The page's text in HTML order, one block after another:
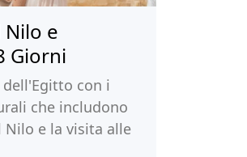
Nilo e
Giorni
con i
che includono
Nilo e la visita alle